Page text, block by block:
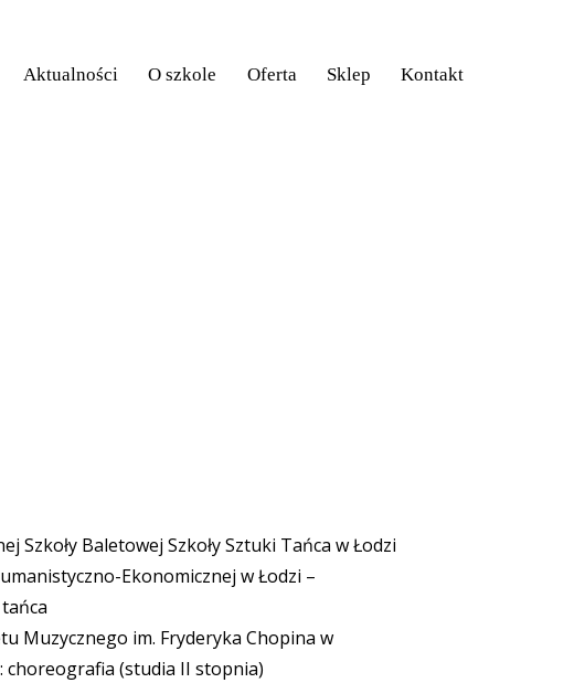
Aktualności O szkole Oferta Sklep Kontakt
Szkoły Baletowej Szkoły Sztuki Tańca w Łodzi
Ekonomicznej w Łodzi –
Muzycznego im. Fryderyka Chopina w
choreografia (studia II stopnia)